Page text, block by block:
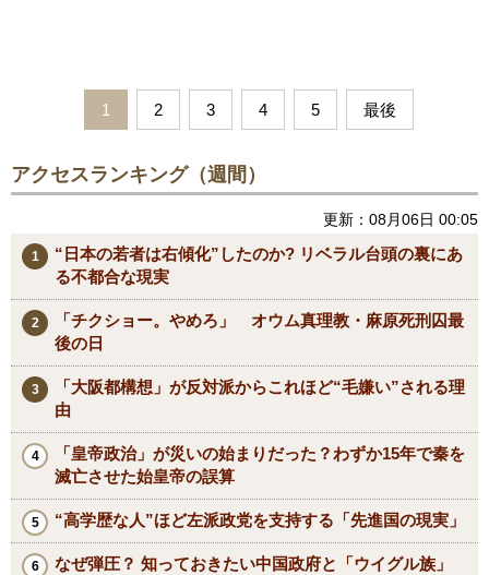
1 2 3 4 5 最後
アクセスランキング（週間）
更新：08月06日 00:05
“日本の若者は右傾化”したのか? リベラル台頭の裏にあ
る不都合な現実
「チクショー。やめろ」 オウム真理教・麻原死刑囚最
後の日
「大阪都構想」が反対派からこれほど“毛嫌い”される理
由
「皇帝政治」が災いの始まりだった？わずか15年で秦を
滅亡させた始皇帝の誤算
“高学歴な人”ほど左派政党を支持する「先進国の現実」
なぜ弾圧？ 知っておきたい中国政府と「ウイグル族」